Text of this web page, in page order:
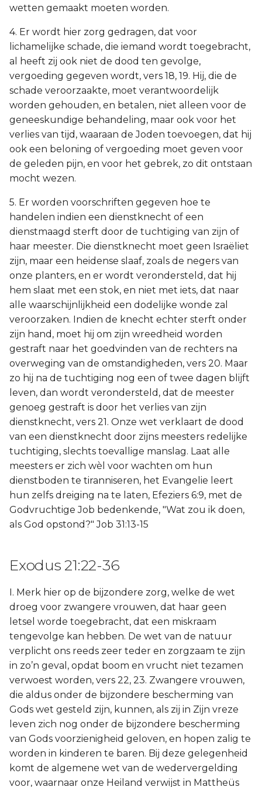
wetten gemaakt moeten worden.
4. Er wordt hier zorg gedragen, dat voor
lichamelijke schade, die iemand wordt toegebracht,
al heeft zij ook niet de dood ten gevolge,
vergoeding gegeven wordt, vers 18, 19. Hij, die de
schade veroorzaakte, moet verantwoordelijk
worden gehouden, en betalen, niet alleen voor de
geneeskundige behandeling, maar ook voor het
verlies van tijd, waaraan de Joden toevoegen, dat hij
ook een beloning of vergoeding moet geven voor
de geleden pijn, en voor het gebrek, zo dit ontstaan
mocht wezen.
5. Er worden voorschriften gegeven hoe te
handelen indien een dienstknecht of een
dienstmaagd sterft door de tuchtiging van zijn of
haar meester. Die dienstknecht moet geen Israëliet
zijn, maar een heidense slaaf, zoals de negers van
onze planters, en er wordt verondersteld, dat hij
hem slaat met een stok, en niet met iets, dat naar
alle waarschijnlijkheid een dodelijke wonde zal
veroorzaken. Indien de knecht echter sterft onder
zijn hand, moet hij om zijn wreedheid worden
gestraft naar het goedvinden van de rechters na
overweging van de omstandigheden, vers 20. Maar
zo hij na de tuchtiging nog een of twee dagen blijft
leven, dan wordt verondersteld, dat de meester
genoeg gestraft is door het verlies van zijn
dienstknecht, vers 21. Onze wet verklaart de dood
van een dienstknecht door zijns meesters redelijke
tuchtiging, slechts toevallige manslag. Laat alle
meesters er zich wèl voor wachten om hun
dienstboden te tiranniseren, het Evangelie leert
hun zelfs dreiging na te laten, Efeziers 6:9, met de
Godvruchtige Job bedenkende, "Wat zou ik doen,
als God opstond?" Job 31:13-15
Exodus 21:22-36
I. Merk hier op de bijzondere zorg, welke de wet
droeg voor zwangere vrouwen, dat haar geen
letsel worde toegebracht, dat een miskraam
tengevolge kan hebben. De wet van de natuur
verplicht ons reeds zeer teder en zorgzaam te zijn
in zo’n geval, opdat boom en vrucht niet tezamen
verwoest worden, vers 22, 23. Zwangere vrouwen,
die aldus onder de bijzondere bescherming van
Gods wet gesteld zijn, kunnen, als zij in Zijn vreze
leven zich nog onder de bijzondere bescherming
van Gods voorzienigheid geloven, en hopen zalig te
worden in kinderen te baren. Bij deze gelegenheid
komt de algemene wet van de wedervergelding
voor, waarnaar onze Heiland verwijst in Mattheüs